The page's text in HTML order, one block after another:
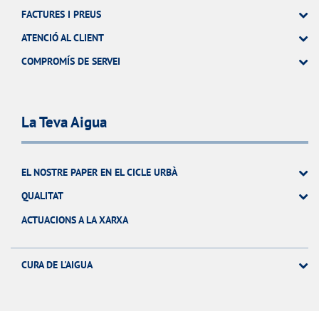
FACTURES I PREUS
ATENCIÓ AL CLIENT
COMPROMÍS DE SERVEI
La Teva Aigua
EL NOSTRE PAPER EN EL CICLE URBÀ
QUALITAT
ACTUACIONS A LA XARXA
CURA DE L'AIGUA